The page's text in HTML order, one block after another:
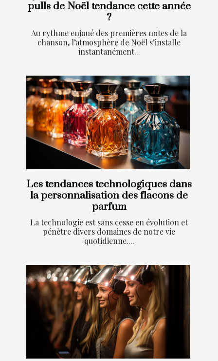
pulls de Noël tendance cette année
?
Au rythme enjoué des premières notes de la
chanson, l’atmosphère de Noël s’installe
instantanément...
Les tendances technologiques dans
la personnalisation des flacons de
parfum
La technologie est sans cesse en évolution et
pénètre divers domaines de notre vie
quotidienne....